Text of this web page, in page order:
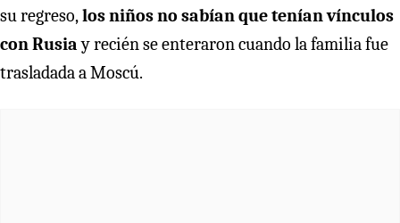
su regreso,los niños no sabían que tenían vínculos
con Rusiay recién se enteraron cuando la familia fue
trasladada a Moscú.